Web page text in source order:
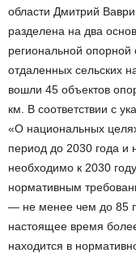
области Дмитрий
разделена на два
региональной
отдаленных сельских
вошли 45 объектов
км. В соответствии с
«О национальных
период до 2030 года и
необходимо к 2030
нормативным
— не менее чем до 85
настоящее время
находится в